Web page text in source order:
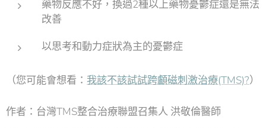
藥物反應不好，換過2種以上藥物憂鬱症還是無法
改善
以思考和動力症狀為主的憂鬱症
（您可能會想看： 我該不該試試跨顱磁刺激治療(TMS)?）
作者：台灣TMS整合治療聯盟召集人 洪敬倫醫師